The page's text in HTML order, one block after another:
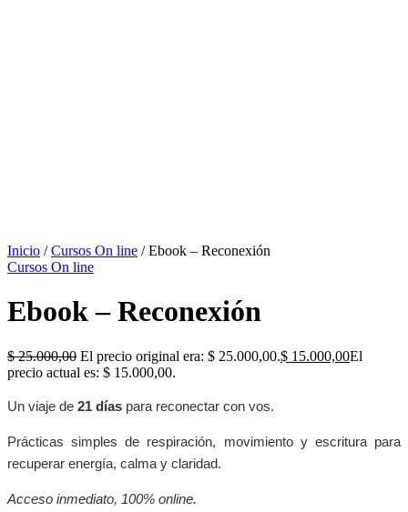
Inicio /Cursos On line / Ebook – Reconexión
Cursos On line
Ebook – Reconexión
$25.000,00 El precio original era: $ 25.000,00.$ 15.000,00El
precio actual es: $ 15.000,00.
Un viaje de 21 días para reconectar con vos.
Prácticas simples de respiración, movimiento y escritura para
recuperar energía, calma y claridad.
Acceso inmediato, 100% online.